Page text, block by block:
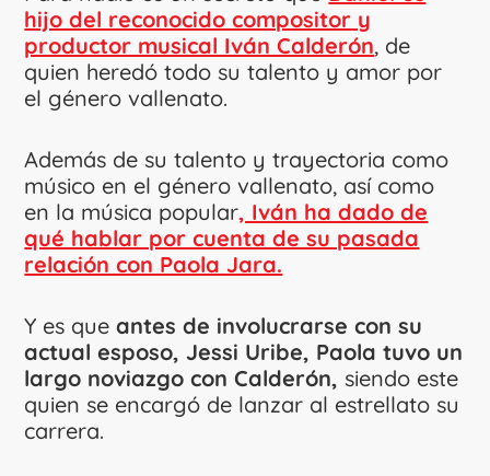
hijo del reconocido compositor y
productor musical Iván Calderón, de
quien heredó todo su talento y amor por
el género vallenato.
Además de su talento y trayectoria como
músico en el género vallenato, así como
en la música popular, Iván ha dado de
qué hablar por cuenta de su pasada
relación con Paola Jara.
Y es que antes de involucrarse con su
actual esposo, Jessi Uribe, Paola tuvo un
largo noviazgo con Calderón, siendo este
quien se encargó de lanzar al estrellato su
carrera.